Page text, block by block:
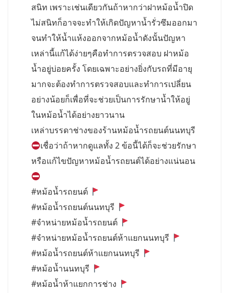
สนิท เพราะเช่นเดียวกันถ้าหากว่าฝาหม้อน้ำปิด
ไม่สนิทก็อาจจะทำให้เกิดปัญหาน้ำรั่วซึมออกมา
จนทำให้น้ำแห้งออกจากหม้อน้ำดังนั้นปัญหา
เหล่านี้แก้ได้ง่ายๆคือทำการตรวจสอบ ฝาหม้อ
น้ำอยู่บ่อยครั้ง โดยเฉพาะอย่างยิ่งกับรถที่มีอายุ
มากจะต้องทำการตรวจสอบและทำการเปลี่ยน
อย่างน้อยก็เพื่อที่จะช่วยเป็นการรักษาน้ำให้อยู่
ในหม้อน้ำได้อย่างยาวนาน
เหล่าบรรดาช่างของร้านหม้อน้ำรถยนต์นนทบุรี
เชื่อว่าถ้าหากดูแลทั้ง 2 ข้อนี้ได้ก็จะช่วยรักษา
หรือแก้ไขปัญหาหม้อน้ำรถยนต์ได้อย่างแน่นอน
#หม้อน้ำรถยนต์
#หม้อน้ำรถยนต์นนทบุรี
#จำหน่ายหม้อน้ำรถยนต์
#จำหน่ายหม้อน้ำรถยนต์ห้าแยกนนทบุรี
#หม้อน้ำรถยนต์ห้าแยกนนทบุรี
#หม้อน้ำนนทบุรี
#หม้อน้ำห้าแยกการช่าง